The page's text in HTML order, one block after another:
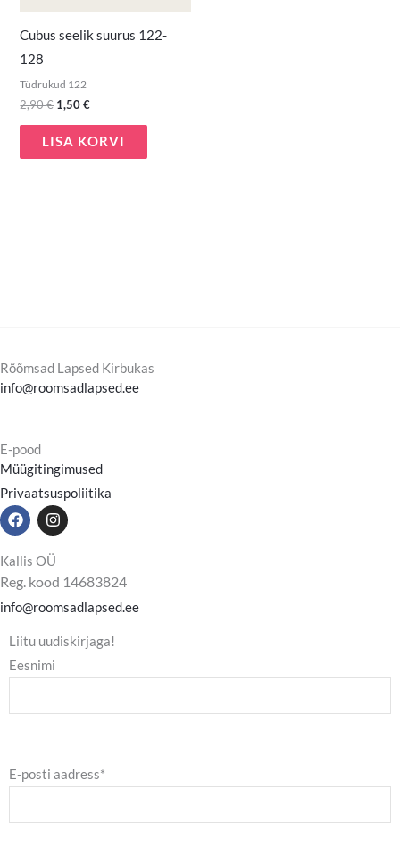
Cubus seelik suurus 122-
128
Tüdrukud 122
2,90€ 1,50€
LISA KORVI
Rõõmsad Lapsed Kirbukas
info@roomsadlapsed.ee
E-pood
Müügitingimused
Privaatsuspoliitika
F
a
e
o
o
k
I
n
t
g
r
a
m
Kallis OÜ
Reg. kood 14683824
info@roomsadlapsed.ee
Liitu uudiskirjaga!
Eesnimi
E-posti aadress*